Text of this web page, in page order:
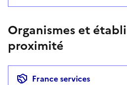
Organismes et
proximité
France services